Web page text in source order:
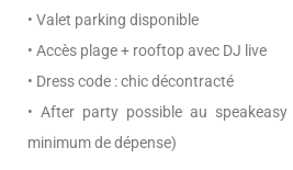
• Valet parking disponible
• Accès plage + rooftop avec DJ live
• Dress code : chic décontracté
• After party possible au
minimum de dépense)